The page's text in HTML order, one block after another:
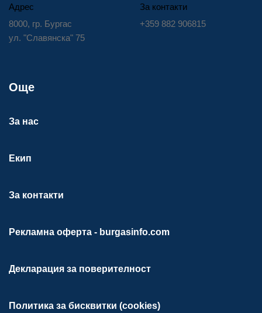
Адрес
8000, гр. Бургас
ул. "Славянска" 75
За контакти
+359 882 906815
Още
За нас
Екип
За контакти
Рекламна оферта - burgasinfo.com
Декларация за поверителност
Политика за бисквитки (cookies)